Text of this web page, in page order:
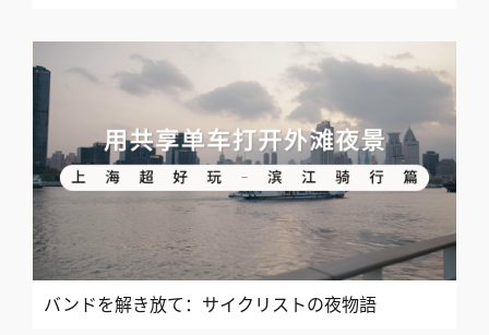
バンドを解き放て：サイクリストの夜物語